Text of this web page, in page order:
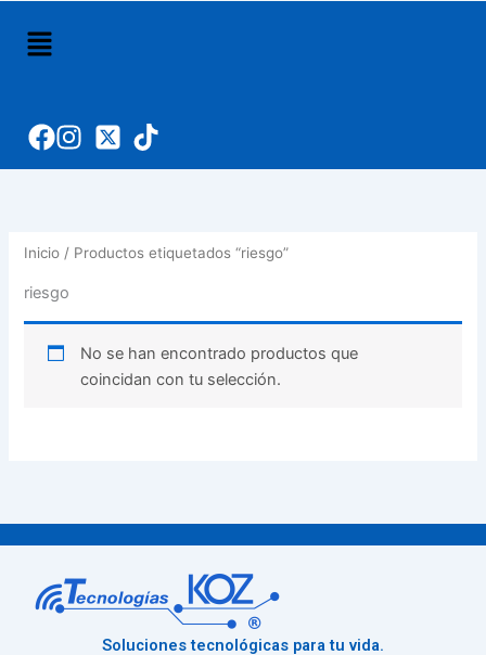
Menú
Inicio / Productos etiquetados “riesgo”
riesgo
No se han encontrado productos que
coincidan con tu selección.
Soluciones tecnológicas para tu vida.